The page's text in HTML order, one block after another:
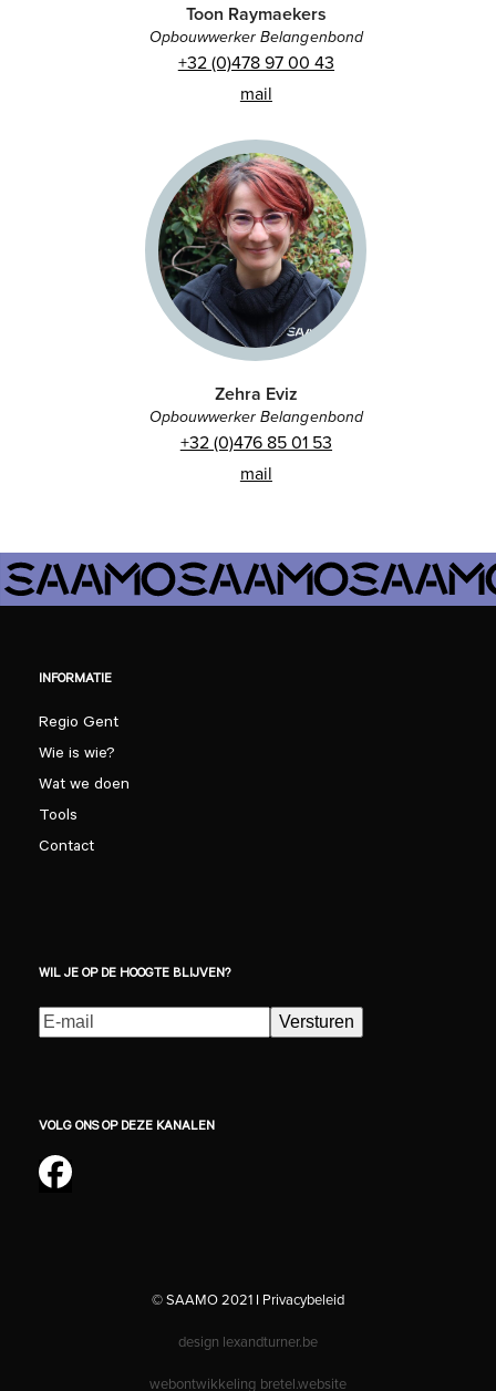
Toon Raymaekers
Opbouwwerker Belangenbond
+32 (0)478 97 00 43
mail
Zehra Eviz
Opbouwwerker Belangenbond
+32 (0)476 85 01 53
mail
INFORMATIE
Regio Gent
Wie is wie?
Wat we doen
Tools
Contact
WIL JE OP DE HOOGTE BLIJVEN?
E-
mailadres(Vereist)
Versturen
VOLG ONS OP DEZE KANALEN
Facebook
© SAAMO 2021 I Privacybeleid
design lexandturner.be
webontwikkeling bretel.website